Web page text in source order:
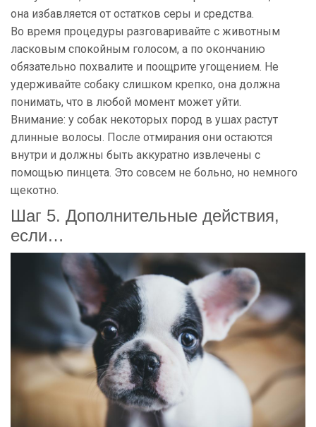
она избавляется от остатков серы и средства.
Во время процедуры разговаривайте с животным
ласковым спокойным голосом, а по окончанию
обязательно похвалите и поощрите угощением. Не
удерживайте собаку слишком крепко, она должна
понимать, что в любой момент может уйти.
Внимание: у собак некоторых пород в ушах растут
длинные волосы. После отмирания они остаются
внутри и должны быть аккуратно извлечены с
помощью пинцета. Это совсем не больно, но немного
щекотно.
Шаг 5. Дополнительные действия,
если…